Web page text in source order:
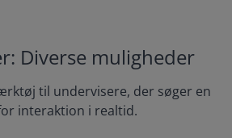
Diverse muligheder
til undervisere, der søger en
interaktion i realtid.